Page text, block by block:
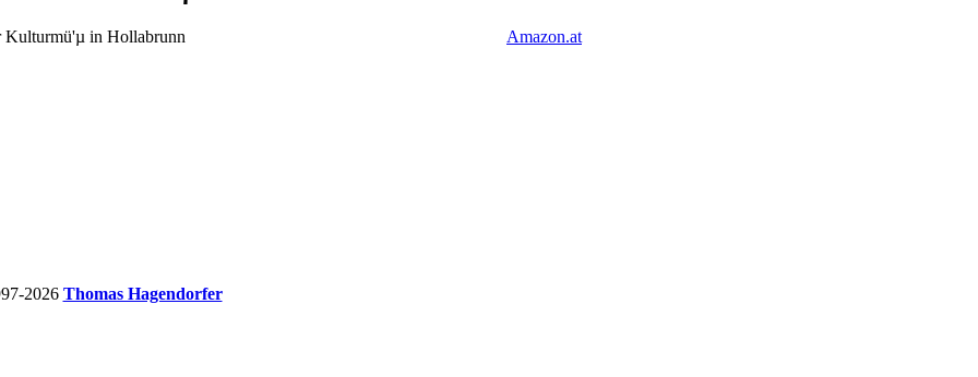
Kulturmü'µ in Hollabrunn Amazon.at
2026 Thomas Hagendorfer